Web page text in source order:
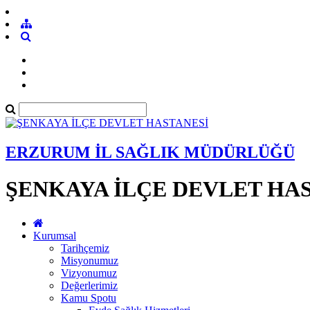
ERZURUM İL SAĞLIK MÜDÜRLÜĞÜ
ŞENKAYA İLÇE DEVLET
Kurumsal
Tarihçemiz
Misyonumuz
Vizyonumuz
Değerlerimiz
Kamu Spotu